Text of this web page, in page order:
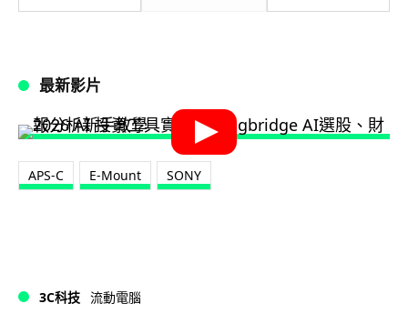
最新影片
APS-C E-Mount SONY
3C科技 流動電腦